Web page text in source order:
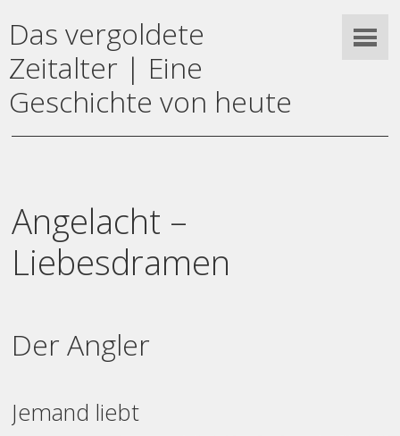
Das vergoldete
Zeitalter | Eine
Geschichte von heute
Angelacht –
Liebesdramen
Der Angler
Jemand liebt